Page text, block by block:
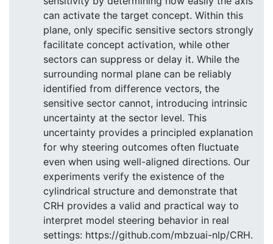
can activate the target concept. Within this
plane, only specific sensitive sectors strongly
facilitate concept activation, while other
sectors can suppress or delay it. While the
surrounding normal plane can be reliably
identified from difference vectors, the
sensitive sector cannot, introducing intrinsic
uncertainty at the sector level. This
uncertainty provides a principled explanation
for why steering outcomes often fluctuate
even when using well-aligned directions. Our
experiments verify the existence of the
cylindrical structure and demonstrate that
CRH provides a valid and practical way to
interpret model steering behavior in real
settings: https://github.com/mbzuai-nlp/CRH.